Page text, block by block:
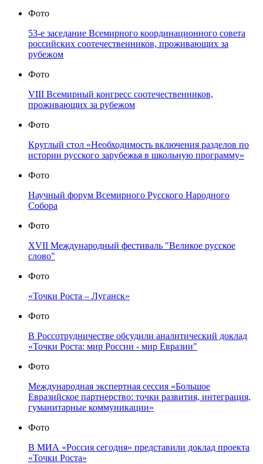
Фото
53-е заседание Всемирного координационного совета
российских соотечественников, проживающих за
рубежом
Фото
VIII Всемирный конгресс соотечественников,
проживающих за рубежом
Фото
Круглый стол «Необходимость включения разделов по
истории русского зарубежья в школьную программу»
Фото
Научный форум Всемирного Русского Народного
Собора
Фото
XVII Международный фестиваль "Великое русское
слово"
Фото
«Точки Роста – Луганск»
Фото
В Россотрудничестве обсудили аналитический доклад
«Точки Роста: мир России - мир Евразии"
Фото
Международная экспертная сессия «Большое
Евразийское партнерство: точки развития, интеграция,
гуманитарные коммуникации»
Фото
В МИА «Россия сегодня» представили доклад проекта
«Точки Роста»